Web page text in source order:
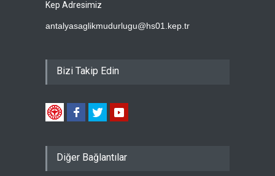
Kep Adresimiz
antalyasaglikmudurlugu@hs01.kep.tr
Bizi Takip Edin
Diğer Bağlantılar